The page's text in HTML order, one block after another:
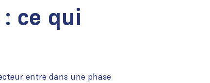
ce qui
entre dans une phase